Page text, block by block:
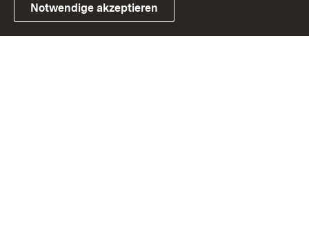
Link zum Landesportal
Notwendige akzeptieren